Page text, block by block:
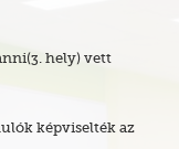
hely) vett
képviselték az